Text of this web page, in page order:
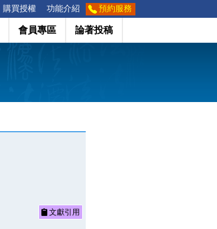
購買授權 功能介紹 預約服務
會員專區 論著投稿
文獻引用